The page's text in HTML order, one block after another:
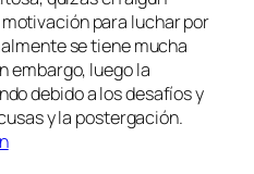
para luchar por
se tiene mucha
embargo, luego la
debido a los desafíos y
y la postergación.